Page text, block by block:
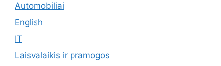
Automobiliai
English
IT
Laisvalaikis ir pramogos